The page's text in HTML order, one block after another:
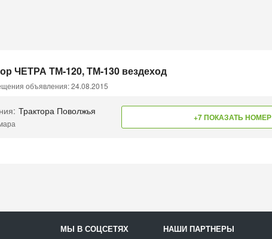
ЧЕТРА ТМ-120, ТМ-130 вездеход
объявления: 24.08.2015
Трактора Поволжья
+7 ПОКАЗАТЬ НОМЕР
МЫ В СОЦСЕТЯХ
НАШИ ПАРТНЕРЫ